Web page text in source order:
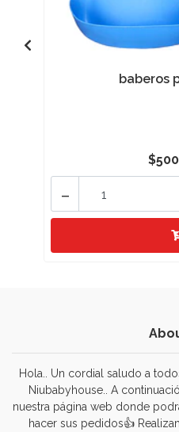
baberos
-
Hola.. Un cordial saludo a
Niubabyhouse.. A
nuestra página web donde
hacer sus pedidos👍